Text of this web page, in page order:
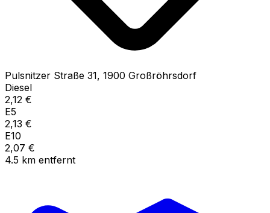
Pulsnitzer Straße 31, 1900 Großröhrsdorf
Diesel
2,12 €
E5
2,13 €
E10
2,07 €
4.5 km entfernt